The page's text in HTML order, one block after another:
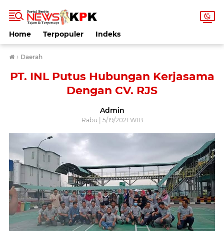
Home Terpopuler Indeks
› Daerah
PT. INL Putus Hubungan Kerjasama
Dengan CV. RJS
Admin
Rabu | 5/19/2021 WIB